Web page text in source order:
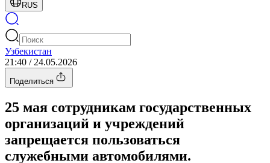
RUS
Узбекистан
21:40 / 24.05.2026
Поделиться
25 мая сотрудникам государственных
организаций и учреждений
запрещается пользоваться
служебными автомобилями.